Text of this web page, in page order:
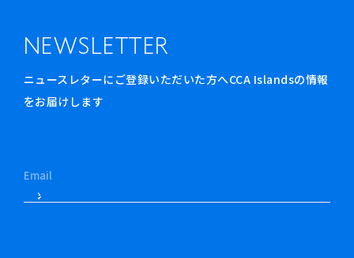
NEWSLETTER
ニュースレターにご登録いただいた方へCCA Islandsの情報
をお届けします